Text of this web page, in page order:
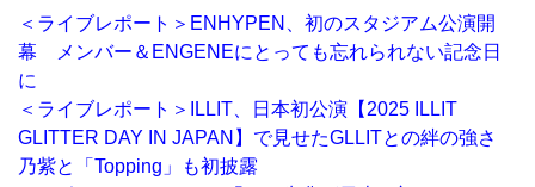
＜ライブレポート＞ENHYPEN、初のスタジアム公演開
幕 メンバー＆ENGENEにとっても忘れられない記念日
に
＜ライブレポート＞ILLIT、日本初公演【2025 ILLIT
GLITTER DAY IN JAPAN】で見せたGLLITとの絆の強さ
乃紫と「Topping」も初披露